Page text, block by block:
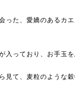
った、愛嬌のあるカ
入っており、お手玉
見て、麦粒のような